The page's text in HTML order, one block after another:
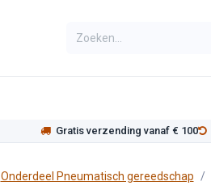
Gratis verzending vanaf € 100
Onderdeel Pneumatisch gereedschap